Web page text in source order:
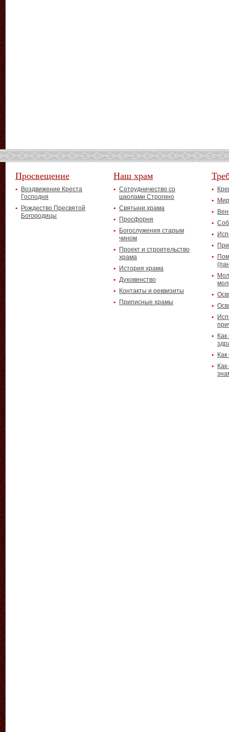
Просвещение
Воздвижение Креста
Господня
Рождество Пресвятой
Богородицы
Наш храм
Сотрудничество со
школами Строгино
Святыни храма
Просфорня
Богослужения старым
чином
Проект и строительство
храма
История храма
Духовенство
Контакты и реквизиты
Приписные храмы
Как